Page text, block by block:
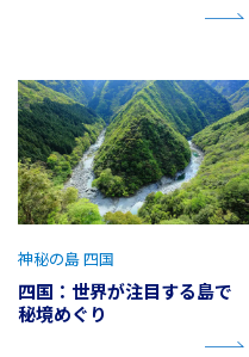
四国：世界が注目する島で
秘境めぐり
神秘の島 四国